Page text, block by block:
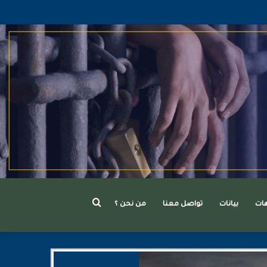
بيانات تواصل معنا من نحن ؟